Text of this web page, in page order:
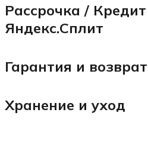
Рассрочка /
Яндекс.Сплит
Гарантия и возврат
Хранение и уход